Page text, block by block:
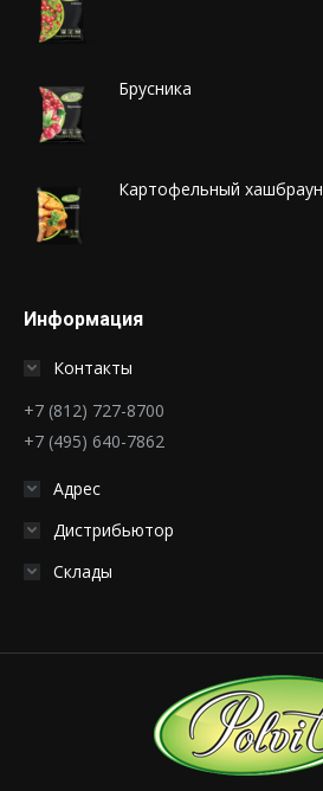
Брусника
Картофельный хашбраун
Информация
Контакты
+7 (812) 727-8700
+7 (495) 640-7862
Адрес
Дистрибьютор
Склады